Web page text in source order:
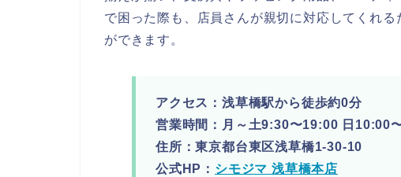
で困った際も、店員さんが親切に対応してくれ
ができます。
アクセス：浅草橋駅から徒歩約0分
営業時間：月～土9:30〜19:00 日10:00
住所：東京都台東区浅草橋1-30-10
公式HP： シモジマ 浅草橋本店